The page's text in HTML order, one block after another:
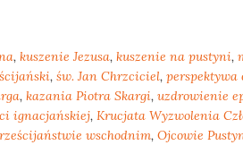
, kuszenie Jezusa, kuszenie na pustyni,
, św. Jan Chrzciciel, perspektywa
, kazania Piotra Skargi, uzdrowienie
ignacjańskiej, Krucjata Wyzwolenia
wschodnim, Ojcowie